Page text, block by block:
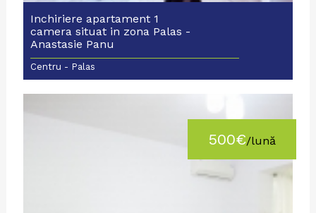
Inchiriere apartament 1
camera situat in zona Palas -
Anastasie Panu
Centru - Palas
500€/lună